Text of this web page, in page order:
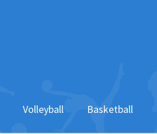
Volleyball Basketball